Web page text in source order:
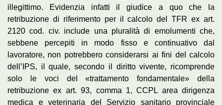
illegittimo. Evidenzia infatti il giudice a quo che la
retribuzione di riferimento per il calcolo del TFR ex art.
2120 cod. civ. include una pluralità di emolumenti che,
sebbene percepiti in modo fisso e continuativo dal
lavoratore, non potrebbero considerarsi ai fini del calcolo
dell’IPS, il quale, secondo il diritto vivente, ricomprende
solo le voci del «trattamento fondamentale» della
retribuzione ex art. 93, comma 1, CCPL area dirigenza
medica e veterinaria del Servizio sanitario provinciale